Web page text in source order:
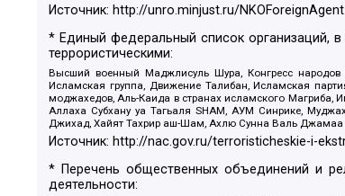
Источник: http://unro.minjust.ru/
* Единый федеральный список организаций,
террористическими:
Высший военный Маджлисуль Шура, Конгресс народов
Исламская группа, Движение Талибан, Исламская
моджахедов, Аль-Каида в странах исламского Магриба,
Аллаха Субхану уа Тагьаля SHAM, АУМ Синрике,
Джихад, Хайят Тахрир аш-Шам, Ахлю Сунна Валь Джамаа
Источник: http://nac.gov.ru/terroristicheskie-i-
* Перечень общественных объединений и
деятельности: